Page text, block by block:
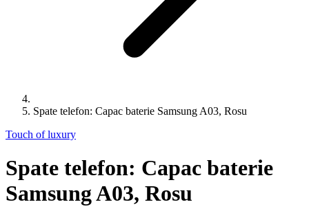
Spate telefon: Capac baterie Samsung A03, Rosu
Touch of luxury
Spate telefon: Capac baterie
Samsung A03, Rosu